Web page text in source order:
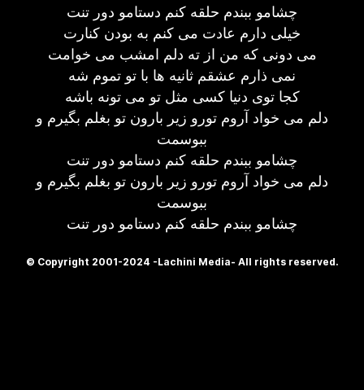
چشامو ببندم حلقه کنم دستامو دور تنت
خیلی دارم عادت می کنم به بودن کنارت
می دونی که من از ته دلم امشب می خوامت
نمی ذارم عشقم ثانیه ها با تو تموم شه
کجا توی دنیا کسی مثل تو می تونه باشه
دلم می خواد آروم تورو زیر بارون تو بغلم بگیرم و
ببوسمت
چشامو ببندم حلقه کنم دستامو دور تنت
دلم می خواد آروم تورو زیر بارون تو بغلم بگیرم و
ببوسمت
چشامو ببندم حلقه کنم دستامو دور تنت
© Copyright 2001-2024 -Lachini Media- All rights reserved.